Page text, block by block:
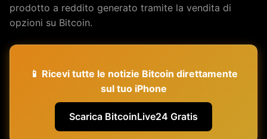
prodotto a reddito generato tramite la vendita di
opzioni su Bitcoin.
📱 Ricevi tutte le notizie Bitcoin direttamente
sul tuo iPhone
Scarica BitcoinLive24 Gratis